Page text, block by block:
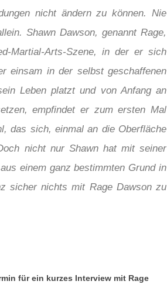
nicht ändern zu können. Nie
Shawn Dawson, genannt Rage,
Martial-Arts-Szene, in der er sich
einsam in der selbst geschaffenen
Leben platzt und von Anfang an
empfindet er zum ersten Mal
das sich, einmal an die Oberfläche
nicht nur Shawn hat mit seiner
einem ganz bestimmten Grund in
sicher nichts mit Rage Dawson zu
für ein kurzes Interview mit Rage